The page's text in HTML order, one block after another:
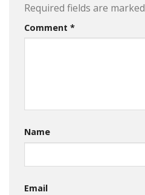
Required fields are marked
Comment *
Name
Email